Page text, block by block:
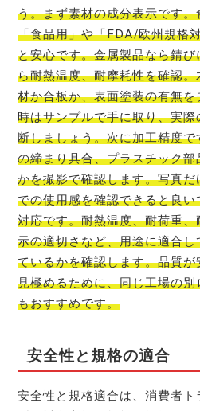
う。まず素材の成分表示です
「食品用」や「FDA/欧州規格
と安心です。金属製品なら錆
ら耐熱温度、耐摩耗性を確認
材か合板か、表面塗装の有無
時はサンプルで手に取り、実
断しましょう。次に加工精度
の締まり具合、プラスチック
かを撮影で確認します。写真
での使用感を確認できると良
対応です。耐熱温度、耐荷重
示の適切さなど、用途に適合
ているかを確認します。品質
見極めるために、同じ工場の
もおすすめです。
安全性と規格の適合
安全性と規格適合は、消費者ト